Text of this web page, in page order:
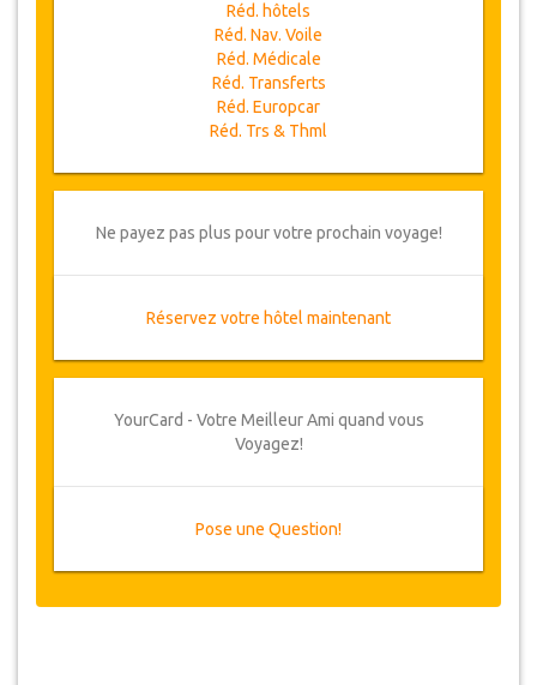
Réd. hôtels
Réd. Nav. Voile
Réd. Médicale
Réd. Transferts
Réd. Europcar
Réd. Trs & Thml
Ne payez pas plus pour votre prochain voyage!
Réservez votre hôtel maintenant
YourCard - Votre Meilleur Ami quand vous
Voyagez!
Pose une Question!